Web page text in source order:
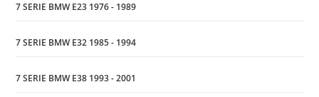
7 SERIE BMW E23 1976 - 1989
7 SERIE BMW E32 1985 - 1994
7 SERIE BMW E38 1993 - 2001